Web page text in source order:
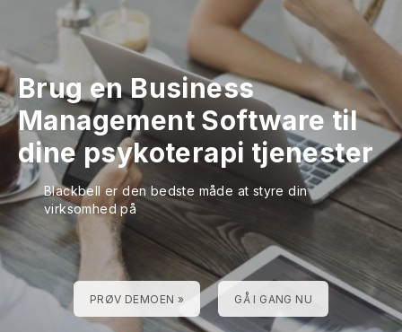
Brug en Business
Management Software til
dine psykoterapi tjenester
Blackbell er den bedste måde at styre din
virksomhed på
PRØV DEMOEN » GÅ I GANG NU